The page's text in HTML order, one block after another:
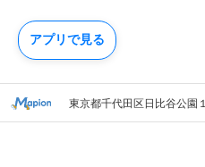
東京都千代田区日比谷公園１
アプリで見る